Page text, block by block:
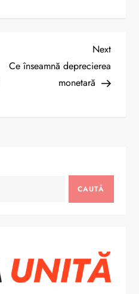
Next
Post
Next
Ce înseamnă deprecierea
monetară
CAUTĂ